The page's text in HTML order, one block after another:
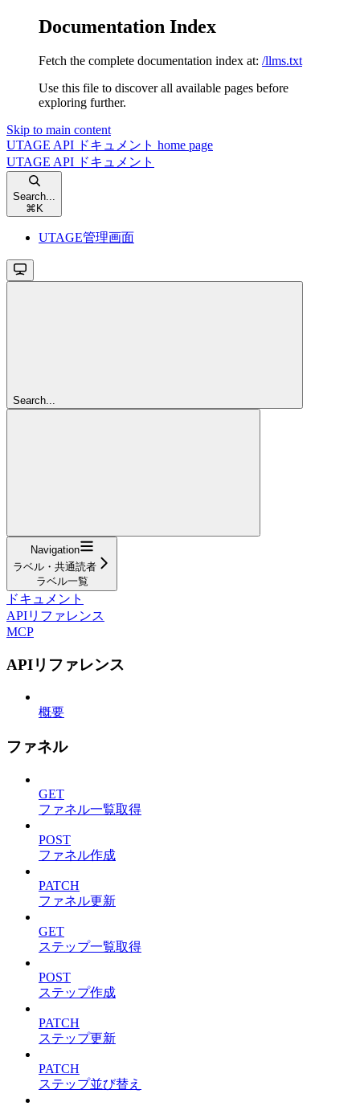
Documentation Index
Fetch the complete documentation index at: /llms.txt
Use this file to discover all available pages before
exploring further.
Skip to main content
UTAGE API ドキュメント home page
UTAGE API ドキュメント
Search...
⌘ K
UTAGE管理画面
Search...
Navigation
ラベル・共通読者
ラベル一覧
ドキュメント
APIリファレンス
MCP
APIリファレンス
概要
ファネル
GET
ファネル一覧取得
POST
ファネル作成
PATCH
ファネル更新
GET
ステップ一覧取得
POST
ステップ作成
PATCH
ステップ更新
PATCH
ステップ並び替え